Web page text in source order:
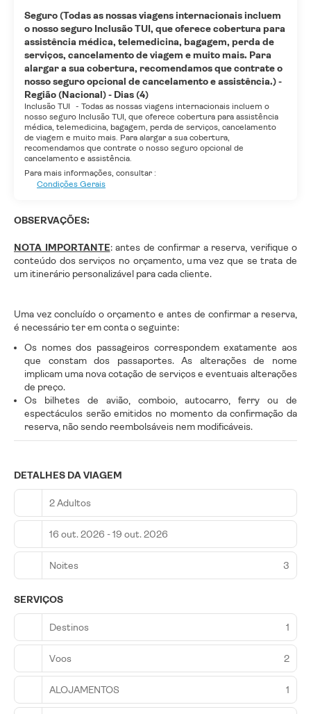
Seguro (Todas as nossas viagens internacionais incluem
o nosso seguro Inclusão TUI, que oferece cobertura para
assistência médica, telemedicina, bagagem, perda de
serviços, cancelamento de viagem e muito mais. Para
alargar a sua cobertura, recomendamos que contrate o
nosso seguro opcional de cancelamento e assistência.) -
Região (Nacional) - Dias (4)
Inclusão TUI - Todas as nossas viagens internacionais incluem o
nosso seguro Inclusão TUI, que oferece cobertura para assistência
médica, telemedicina, bagagem, perda de serviços, cancelamento
de viagem e muito mais. Para alargar a sua cobertura,
recomendamos que contrate o nosso seguro opcional de
cancelamento e assistência.
Para mais informações, consultar :
Condições Gerais
OBSERVAÇÕES:
NOTA IMPORTANTE: antes de confirmar a reserva, verifique o
conteúdo dos serviços no orçamento, uma vez que se trata de
um itinerário personalizável para cada cliente.
Uma vez concluído o orçamento e antes de confirmar a reserva,
é necessário ter em conta o seguinte:
Os nomes dos passageiros correspondem exatamente aos
que constam dos passaportes. As alterações de nome
implicam uma nova cotação de serviços e eventuais alterações
de preço.
Os bilhetes de avião, comboio, autocarro, ferry ou de
espectáculos serão emitidos no momento da confirmação da
reserva, não sendo reembolsáveis nem modificáveis.
DETALHES DA VIAGEM
2 Adultos
16 out. 2026 - 19 out. 2026
Noites 3
SERVIÇOS
Destinos 1
Voos 2
ALOJAMENTOS 1